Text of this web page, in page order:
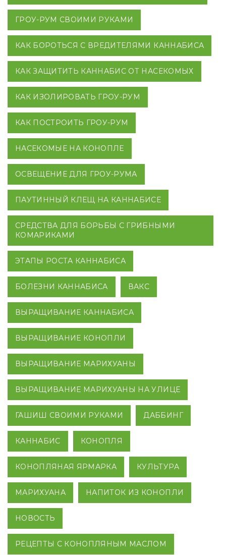
ГРОУ-РУМ СВОИМИ РУКАМИ
КАК БОРОТЬСЯ С ВРЕДИТЕЛЯМИ КАННАБИСА
КАК ЗАЩИТИТЬ КАННАБИС ОТ НАСЕКОМЫХ
КАК ИЗОЛИРОВАТЬ ГРОУ-РУМ
КАК ПОСТРОИТЬ ГРОУ-РУМ
НАСЕКОМЫЕ НА КОНОПЛЕ
ОСВЕЩЕНИЕ ДЛЯ ГРОУ-РУМА
ПАУТИННЫЙ КЛЕЩ НА КАННАБИСЕ
СРЕДСТВА ДЛЯ БОРЬБЫ С ГРИБНЫМИ
КОМАРИКАМИ
ЭТАПЫ РОСТА КАННАБИСА
БОЛЕЗНИ КАННАБИСА ВАКС
ВЫРАЩИВАНИЕ КАННАБИСА
ВЫРАЩИВАНИЕ КОНОПЛИ
ВЫРАЩИВАНИЕ МАРИХУАНЫ
ВЫРАЩИВАНИЕ МАРИХУАНЫ НА УЛИЦЕ
ГАШИШ СВОИМИ РУКАМИ ДАББИНГ
КАННАБИС КОНОПЛЯ
КОНОПЛЯНАЯ ЯРМАРКА КУЛЬТУРА
МАРИХУАНА НАПИТОК ИЗ КОНОПЛИ
НОВОСТЬ
РЕЦЕПТЫ С КОНОПЛЯНЫМ МАСЛОМ